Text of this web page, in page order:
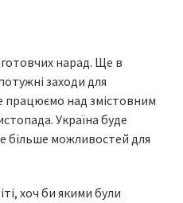
нарад. Ще в
заходи для
працюємо над змістовним
Україна буде
більше можливостей для
хоч би якими були